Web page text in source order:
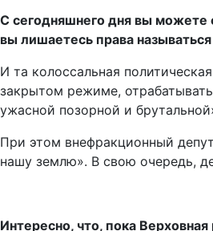
С сегодняшнего дня вы можете
вы лишаетесь права
И та колоссальная
закрытом режиме,
ужасной позорной и
При этом внефракционный
нашу землю». В свою очередь,
Интересно, что, пока